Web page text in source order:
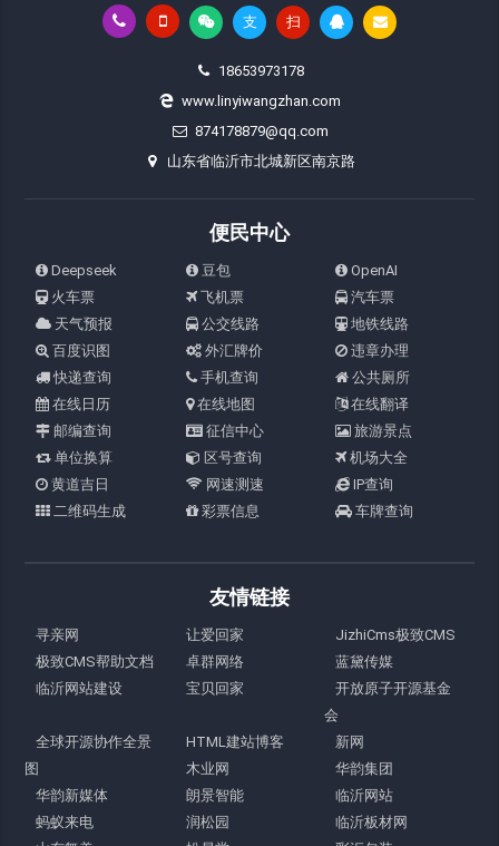
支 扫
18653973178
www.linyiwangzhan.com
874178879@qq.com
山东省临沂市北城新区南京路
便民中心
Deepseek 豆包
OpenAI
火车票
飞机票
汽车票
天气预报
公交线路
地铁线路
百度识图
外汇牌价
违章办理
快递查询
手机查询
公共厕所
在线日历
在线地图
在线翻译
邮编查询
征信中心
旅游景点
单位换算
区号查询
机场大全
黄道吉日
网速测速
IP查询
二维码生成
彩票信息 车牌查询
友情链接
寻亲网 让爱回家
JizhiCms极致CMS
极致CMS帮助文档
卓群网络
蓝黛传媒
临沂网站建设
宝贝回家
开放原子开源基金
会
全球开源协作全景
图
HTML建站博客
新网
木业网
华韵集团
华韵新媒体
朗景智能
临沂网站
蚂蚁来电
润松园
临沂板材网